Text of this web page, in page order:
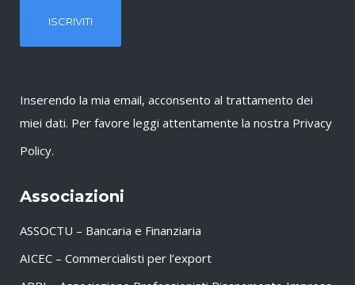
Inserendo la mia email, acconsento al trattamento dei
miei dati. Per favore leggi attentamente la nostra Privacy
Policy.
Associazioni
ASSOCTU – Bancaria e Finanziaria
AICEC – Commercialisti per l’export